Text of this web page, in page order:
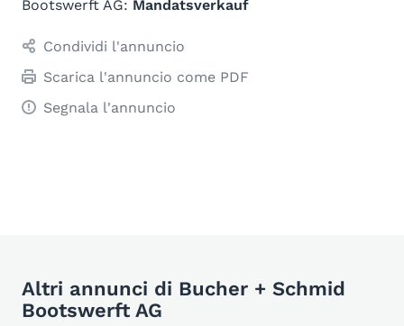
Bootswerft AG: Mandatsverkauf
Condividi l'annuncio
Scarica l'annuncio come PDF
Segnala l'annuncio
Altri annunci di Bucher + Schmid
Bootswerft AG